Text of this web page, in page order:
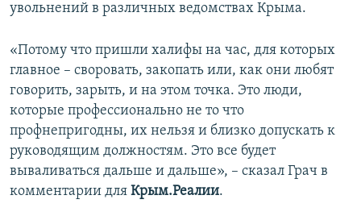
увольнений в различных ведомствах Крыма.
«Потому что пришли халифы на час, для которых
главное – своровать, закопать или, как они любят
говорить, зарыть, и на этом точка. Это люди,
которые профессионально не то что
профнепригодны, их нельзя и близко допускать к
руководящим должностям. Это все будет
вываливаться дальше и дальше», – сказал Грач в
комментарии для Крым.Реалии.